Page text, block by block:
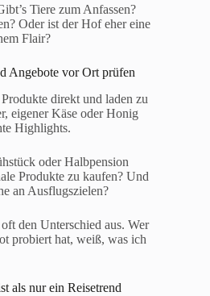
Tiere zum Anfassen?
Oder ist der Hof eher eine
Flair?
Angebote vor Ort prüfen
direkt und laden zu
eigener Käse oder Honig
Highlights.
oder Halbpension
Produkte zu kaufen? Und
an Ausflugszielen?
den Unterschied aus. Wer
probiert hat, weiß, was ich
als nur ein Reisetrend